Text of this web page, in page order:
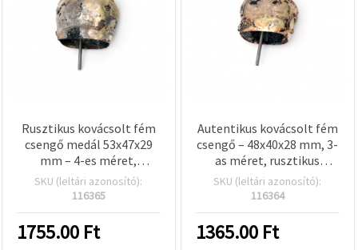
Rusztikus kovácsolt fém
csengő medál 53x47x29
mm – 4-es méret,
hagyományos kézműves
díszítéshez, dekorációhoz
projektekhez
SKU (leltári azonosító):
116365
1755.00 Ft
Autentikus kovácsolt fém
csengő – 48x40x28 mm, 3-
as méret, rusztikus
dekorációhoz, népi
kézműves alkotásokhoz
kreatív projektekhez
SKU (leltári azonosító):
116364
1365.00 Ft